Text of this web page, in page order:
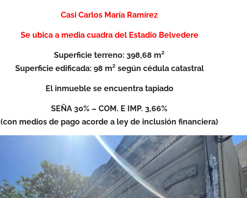
Casi Carlos María Ramírez
Se ubica a media cuadra del Estadio Belvedere
Superficie terreno: 398,68 m²
Superficie edificada: 98 m² según cédula catastral
El inmueble se encuentra tapiado
SEÑA 30% – COM. E IMP. 3,66%
(con medios de pago acorde a ley de inclusión financiera)